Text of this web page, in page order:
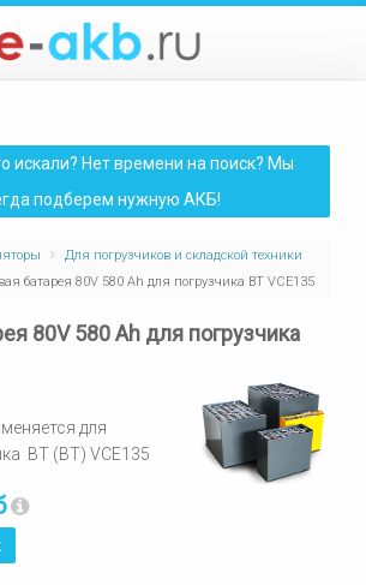
искали? Нет времени на поиск? Мы
подберем нужную АКБ!
Для погрузчиков и складской техники
батарея 80V 580 Ah для погрузчика BT VCE135
80V 580 Ah для погрузчика
для
BT (ВТ) VCE135